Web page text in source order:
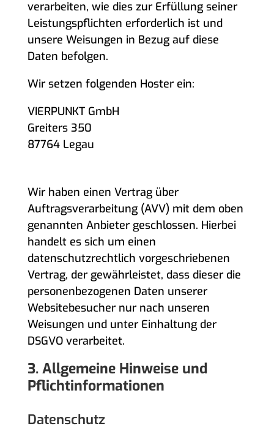
verarbeiten, wie dies zur Erfüllung seiner
Leistungspflichten erforderlich ist und
unsere Weisungen in Bezug auf diese
Daten befolgen.
Wir setzen folgenden Hoster ein:
VIERPUNKT GmbH
Greiters 350
87764 Legau
Wir haben einen Vertrag über
Auftragsverarbeitung (AVV) mit dem oben
genannten Anbieter geschlossen. Hierbei
handelt es sich um einen
datenschutzrechtlich vorgeschriebenen
Vertrag, der gewährleistet, dass dieser die
personenbezogenen Daten unserer
Websitebesucher nur nach unseren
Weisungen und unter Einhaltung der
DSGVO verarbeitet.
3. Allgemeine Hinweise und
Pflicht­informationen
Datenschutz